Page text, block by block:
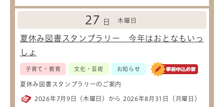
27 日 木曜日
夏休み図書スタンプラリー 今年はおとなもいっ
しょ
子育て・教育 文化・芸術 お知らせ
夏休み図書スタンプラリーのご案内
2026年7月9日（木曜日）から 2026年8月31日（月曜日）